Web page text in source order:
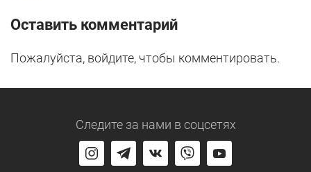
Оставить комментарий
Пожалуйста, войдите, чтобы комментировать.
Следите за нами в соцсетях